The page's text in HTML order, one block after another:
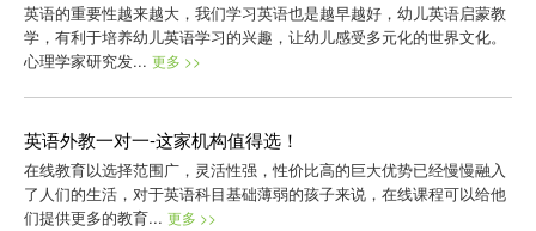
英语的重要性越来越大，我们学习英语也是越早越好，幼儿英语启蒙教
学，有利于培养幼儿英语学习的兴趣，让幼儿感受多元化的世界文化。
心理学家研究发... 更多 >>
英语外教一对一-这家机构值得选！
在线教育以选择范围广，灵活性强，性价比高的巨大优势已经慢慢融入
了人们的生活，对于英语科目基础薄弱的孩子来说，在线课程可以给他
们提供更多的教育... 更多 >>